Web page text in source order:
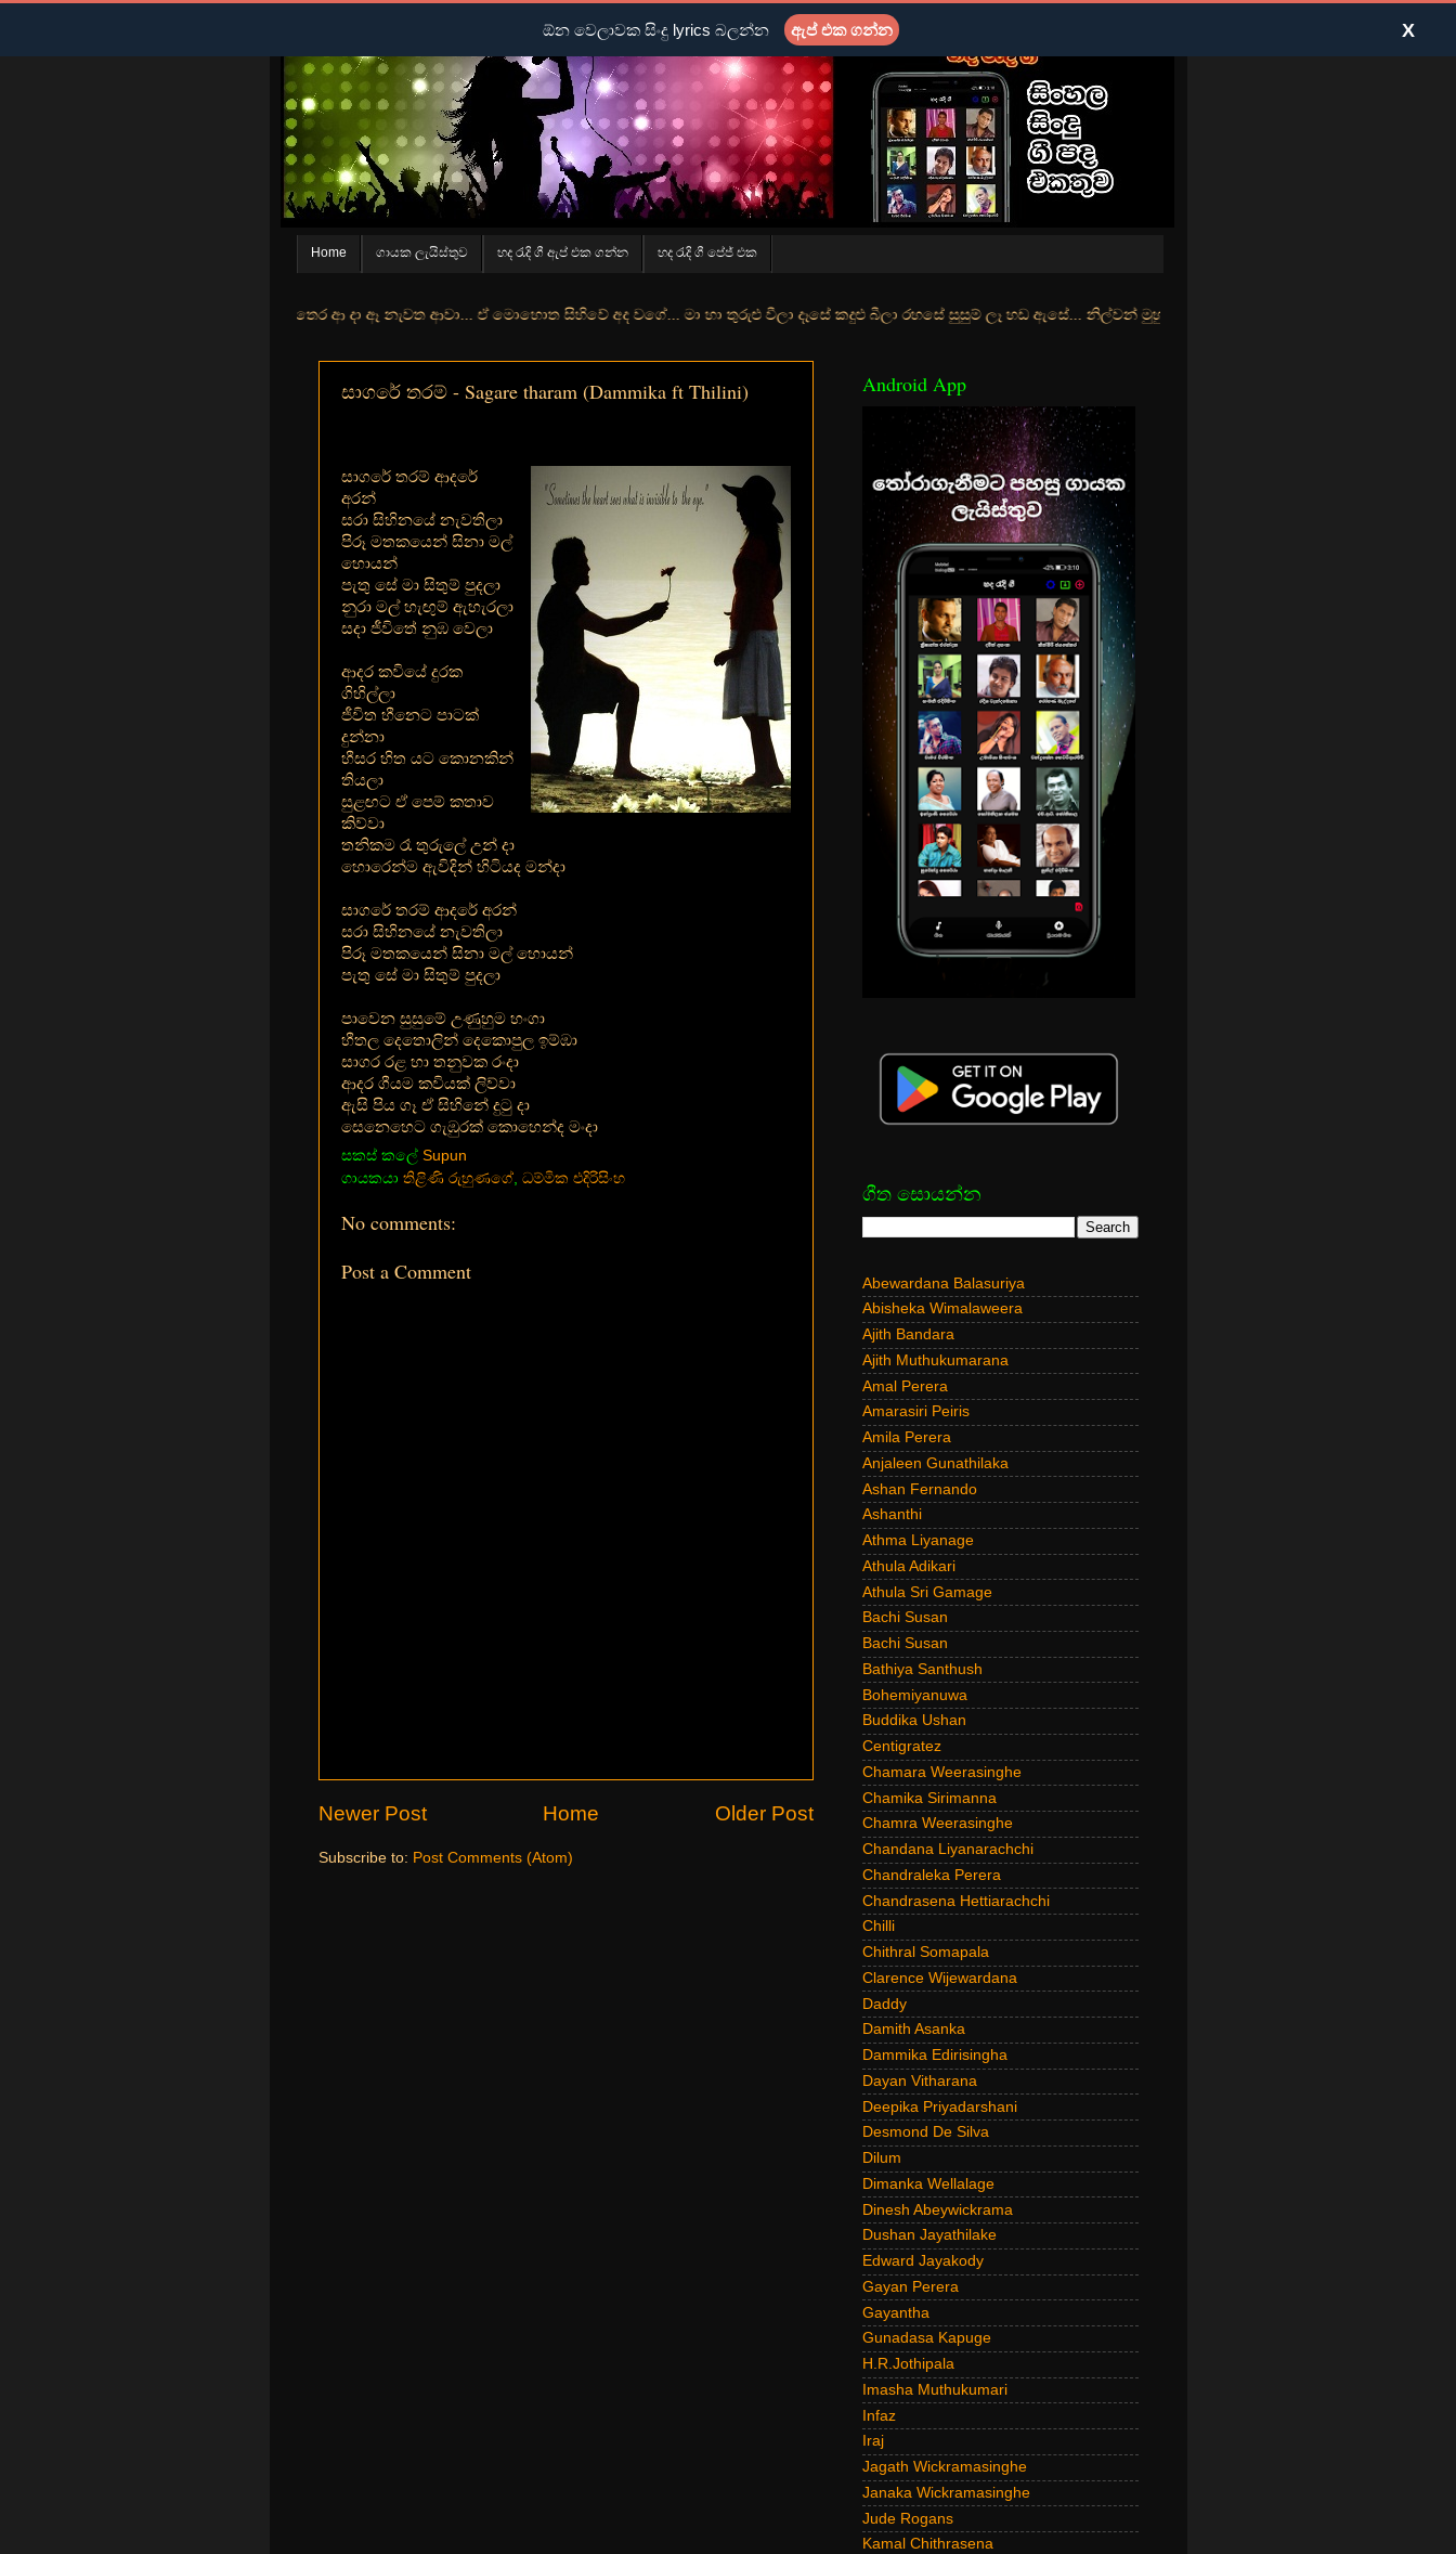
Home ගායක ලැයිස්තුව හද රැදි ගී ඇප් එක ගන්න හද රැදි ගී පේජ් එක
ඇත ඇගේ යහනතේ... මා එතෙර ආ දා ඈ නැවත ආවා... ඒ මොහොත සිහිවේ අද වගේ... මා හා තුරුළු වීලා දෑසේ කදුළු බීලා රහසේ සුසුම් ලෑ හඩ ඇසේ... නිල්වන් මුහුදු තීරේ... ගල් මල් පිපුණු යායේ... මා තනිවෙලා නැව්
සාගරේ තරම් - Sagare tharam (Dammika ft Thilini)
සාගරේ තරම් ආදරේ
අරන්
සරා සිහිනයේ නැවතිලා
පිරූ මතකයෙන් සිනා මල්
හොයන්
පැතු සේ මා සිතුම් පුදලා
නුරා මල් හැඟුම් ඇහැරලා
සදා ජීවිතේ නුඹ වෙලා
ආදර කවියේ දුරක
ගිහිල්ලා
ජීවිත හීනෙට පාටක්
දුන්නා
හීසර හිත යට කොනකින්
තියලා
සුළඟට ඒ පෙම් කතාව
කිව්වා
තනිකම රෑ තුරුලේ උන් දා
හොරෙන්ම ඇවිදින් හිටියද මන්දා
සාගරේ තරම් ආදරේ අරන්
සරා සිහිනයේ නැවතිලා
පිරූ මතකයෙන් සිනා මල් හොයන්
පැතු සේ මා සිතුම් පුදලා
පාවෙන සුසුමේ උණුහුම හංගා
හීතල දෙතොලින් දෙකොපුල ඉම්ඹා
සාගර රළ හා තනුවක රංදා
ආදර ගීයම කවියක් ලිව්වා
ඇසි පිය ගෑ ඒ සිහිනේ දුටු දා
සෙනෙහෙට ගැඹුරක් කොහෙන්ද මංදා
සකස් කලේ Supun
ගායකයා තිළිණි රුහුණගේ, ධම්මික එදිරිසිංහ
No comments:
Post a Comment
Newer Post Older Post
Home
Subscribe to: Post Comments (Atom)
Android App
ගීත සොයන්න
Abewardana Balasuriya
Abisheka Wimalaweera
Ajith Bandara
Ajith Muthukumarana
Amal Perera
Amarasiri Peiris
Amila Perera
Anjaleen Gunathilaka
Ashan Fernando
Ashanthi
Athma Liyanage
Athula Adikari
Athula Sri Gamage
Bachi Susan
Bachi Susan
Bathiya Santhush
Bohemiyanuwa
Buddika Ushan
Centigratez
Chamara Weerasinghe
Chamika Sirimanna
Chamra Weerasinghe
Chandana Liyanarachchi
Chandraleka Perera
Chandrasena Hettiarachchi
Chilli
Chithral Somapala
Clarence Wijewardana
Daddy
Damith Asanka
Dammika Edirisingha
Dayan Vitharana
Deepika Priyadarshani
Desmond De Silva
Dilum
Dimanka Wellalage
Dinesh Abeywickrama
Dushan Jayathilake
Edward Jayakody
Gayan Perera
Gayantha
Gunadasa Kapuge
H.R.Jothipala
Imasha Muthukumari
Infaz
Iraj
Jagath Wickramasinghe
Janaka Wickramasinghe
Jude Rogans
Kamal Chithrasena
ඕන වෙලාවක සිංදු lyrics බලන්න ඇප් එක ගන්න X